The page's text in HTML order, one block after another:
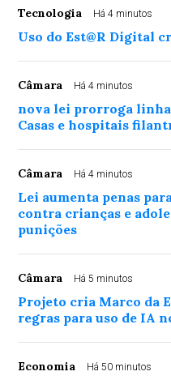
Tecnologia Há 4 minutos
Uso do Est@R Digital
Câmara Há 4 minutos
nova lei prorroga
Casas e hospitais
Câmara Há 4 minutos
Lei aumenta penas
contra crianças e
punições
Câmara Há 5 minutos
Projeto cria Marco da
regras para uso de IA
Economia Há 50 minutos